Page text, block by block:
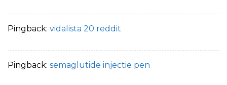
Pingback: vidalista 20 reddit
Pingback: semaglutide injectie pen